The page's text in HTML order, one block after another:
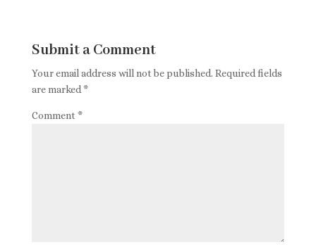
Submit a Comment
Your email address will not be published. Required fields
are marked*
Comment *